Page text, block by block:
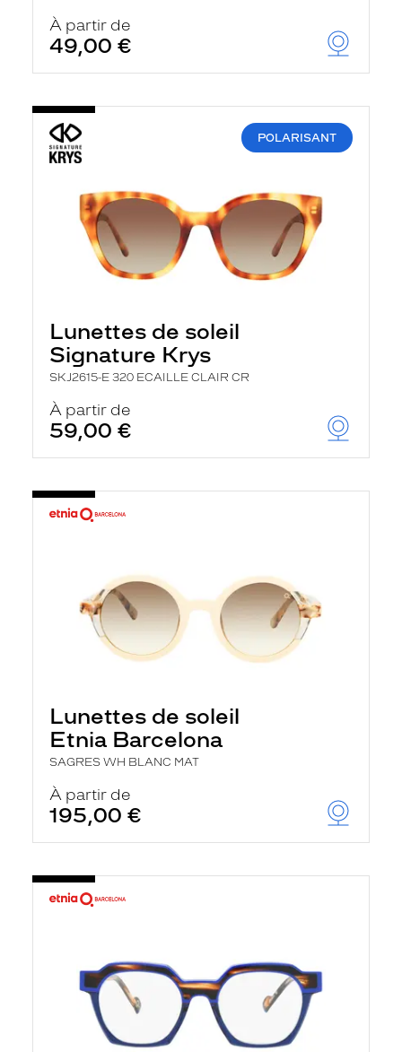
À partir de
49,00 €
POLARISANT
Lunettes de soleil
Signature Krys
SKJ2615-E 320 ECAILLE CLAIR CR
À partir de
59,00 €
Lunettes de soleil
Etnia Barcelona
SAGRES WH BLANC MAT
À partir de
195,00 €